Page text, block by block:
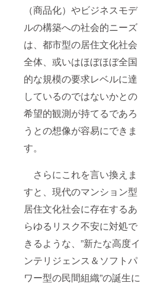
（商品化）やビジネスモデ
ルの構築への社会的ニーズ
は、都市型の居住文化社会
全体、或いはほぼほぼ全国
的な規模の要求レベルに達
しているのではないかとの
希望的観測が持てるであろ
うとの想像が容易にできま
す。
さらにこれを言い換えま
すと、現代のマンション型
居住文化社会に存在するあ
らゆるリスク不安に対処で
きるような、”新たな高度イ
ンテリジェンス＆ソフトパ
ワー型の民間組織”の誕生に